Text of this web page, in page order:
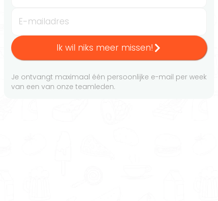
E-mailadres
Ik wil niks meer missen!
Je ontvangt maximaal één persoonlijke e-mail per week
van een van onze teamleden.